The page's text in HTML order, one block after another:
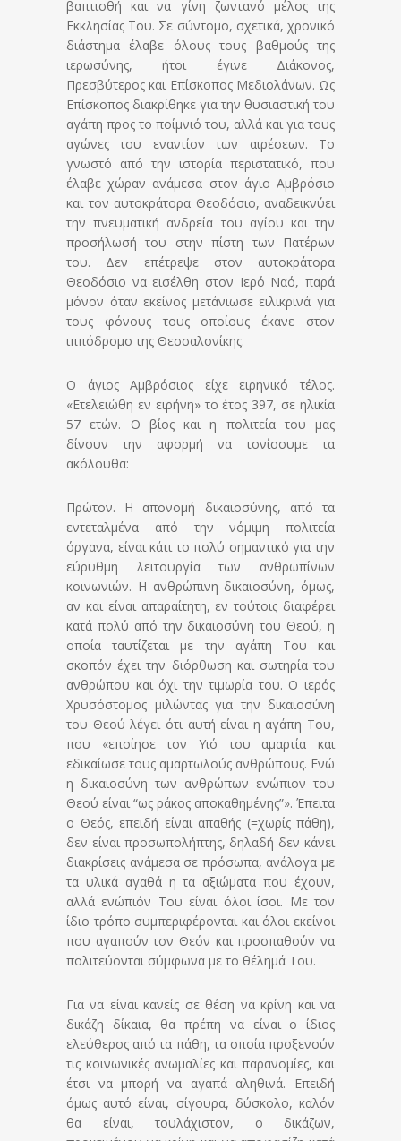
βαπτισθή και να γίνη ζωντανό μέλος της
Εκκλησίας Του. Σε σύντομο, σχετικά, χρονικό
διάστημα έλαβε όλους τους βαθμούς της
ιερωσύνης, ήτοι έγινε Διάκονος,
Πρεσβύτερος και Επίσκοπος Μεδιολάνων. Ως
Επίσκοπος διακρίθηκε για την θυσιαστική του
αγάπη προς το ποίμνιό του, αλλά και για τους
αγώνες του εναντίον των αιρέσεων. Το
γνωστό από την ιστορία περιστατικό, που
έλαβε χώραν ανάμεσα στον άγιο Αμβρόσιο
και τον αυτοκράτορα Θεοδόσιο, αναδεικνύει
την πνευματική ανδρεία του αγίου και την
προσήλωσή του στην πίστη των Πατέρων
του. Δεν επέτρεψε στον αυτοκράτορα
Θεοδόσιο να εισέλθη στον Ιερό Ναό, παρά
μόνον όταν εκείνος μετάνιωσε ειλικρινά για
τους φόνους τους οποίους έκανε στον
ιππόδρομο της Θεσσαλονίκης.
Ο άγιος Αμβρόσιος είχε ειρηνικό τέλος.
«Ετελειώθη εν ειρήνη» το έτος 397, σε ηλικία
57 ετών. Ο βίος και η πολιτεία του μας
δίνουν την αφορμή να τονίσουμε τα
ακόλουθα:
Πρώτον. Η απονομή δικαιοσύνης, από τα
εντεταλμένα από την νόμιμη πολιτεία
όργανα, είναι κάτι το πολύ σημαντικό για την
εύρυθμη λειτουργία των ανθρωπίνων
κοινωνιών. Η ανθρώπινη δικαιοσύνη, όμως,
αν και είναι απαραίτητη, εν τούτοις διαφέρει
κατά πολύ από την δικαιοσύνη του Θεού, η
οποία ταυτίζεται με την αγάπη Του και
σκοπόν έχει την διόρθωση και σωτηρία του
ανθρώπου και όχι την τιμωρία του. Ο ιερός
Χρυσόστομος μιλώντας για την δικαιοσύνη
του Θεού λέγει ότι αυτή είναι η αγάπη Του,
που «εποίησε τον Υιό του αμαρτία και
εδικαίωσε τους αμαρτωλούς ανθρώπους. Ενώ
η δικαιοσύνη των ανθρώπων ενώπιον του
Θεού είναι “ως ράκος αποκαθημένης”». Έπειτα
ο Θεός, επειδή είναι απαθής (=χωρίς πάθη),
δεν είναι προσωπολήπτης, δηλαδή δεν κάνει
διακρίσεις ανάμεσα σε πρόσωπα, ανάλογα με
τα υλικά αγαθά η τα αξιώματα που έχουν,
αλλά ενώπιόν Του είναι όλοι ίσοι. Με τον
ίδιο τρόπο συμπεριφέρονται και όλοι εκείνοι
που αγαπούν τον Θεόν και προσπαθούν να
πολιτεύονται σύμφωνα με το θέλημά Του.
Για να είναι κανείς σε θέση να κρίνη και να
δικάζη δίκαια, θα πρέπη να είναι ο ίδιος
ελεύθερος από τα πάθη, τα οποία προξενούν
τις κοινωνικές ανωμαλίες και παρανομίες, και
έτσι να μπορή να αγαπά αληθινά. Επειδή
όμως αυτό είναι, σίγουρα, δύσκολο, καλόν
θα είναι, τουλάχιστον, ο δικάζων,